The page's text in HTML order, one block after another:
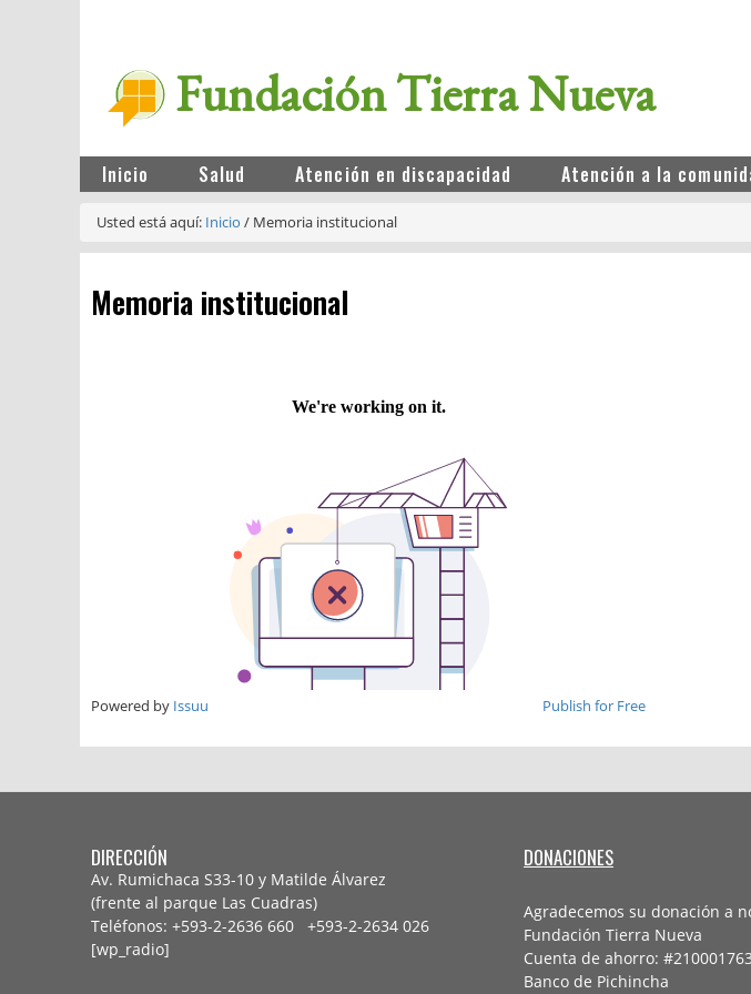
Fundación Tierra Nueva
Inicio Salud Atención en discapacidad Atención a la
Usted está aquí: Inicio / Memoria institucional
Memoria institucional
Powered by Issuu Publish for Free
DIRECCIÓN
Av. Rumichaca S33-10 y Matilde Álvarez
(frente al parque Las Cuadras)
Teléfonos: +593-2-2636 660 +593-2-2634 026
[wp_radio]
DONACIONES
Agradecemos su donación a
Fundación Tierra Nueva
Cuenta de ahorro:
Banco de Pichincha